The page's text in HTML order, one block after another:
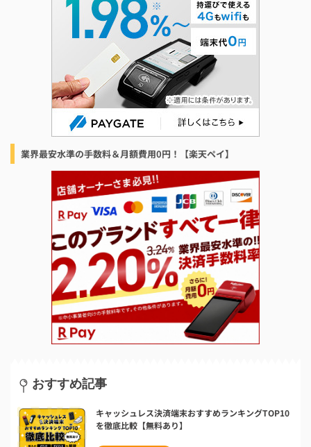
業界最安水準の手数料＆月額費用0円！【楽天ペイ】
おすすめ記事
キャッシュレス決済端末おすすめランキングTOP10
を徹底比較【無料あり】